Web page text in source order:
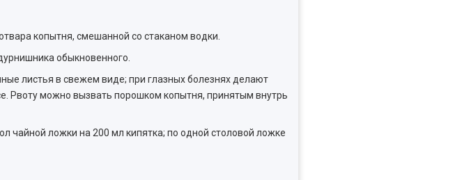
копытня, смешанной со стаканом водки.
обыкновенного.
листья в свежем виде; при глазных болезнях делают
Рвоту можно вызвать порошком копытня, принятым внутрь
чайной ложки на 200 мл кипятка; по одной столовой ложке